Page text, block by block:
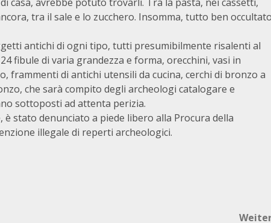
tra il sale e lo zucchero. Insomma, tutto ben
antichi di ogni tipo, tutti presumibilmente risalenti al
fibule di varia grandezza e forma, orecchini, vasi in
frammenti di antichi utensili da cucina, cerchi di bronzo a
che sarà compito degli archeologi catalogare e
sottoposti ad attenta perizia.
stato denunciato a piede libero alla Procura della
illegale di reperti archeologici.